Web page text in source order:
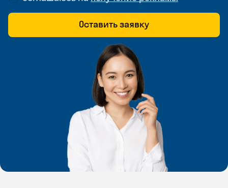
Оставить заявку